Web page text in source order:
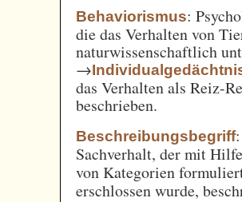
Behaviorismus:
die das Verhalten von
naturwissenschaftlich
→
das Verhalten als Reiz-
beschrieben.
Beschreibungsbegriff
Sachverhalt, der mit
von Kategorien
erschlossen wurde,